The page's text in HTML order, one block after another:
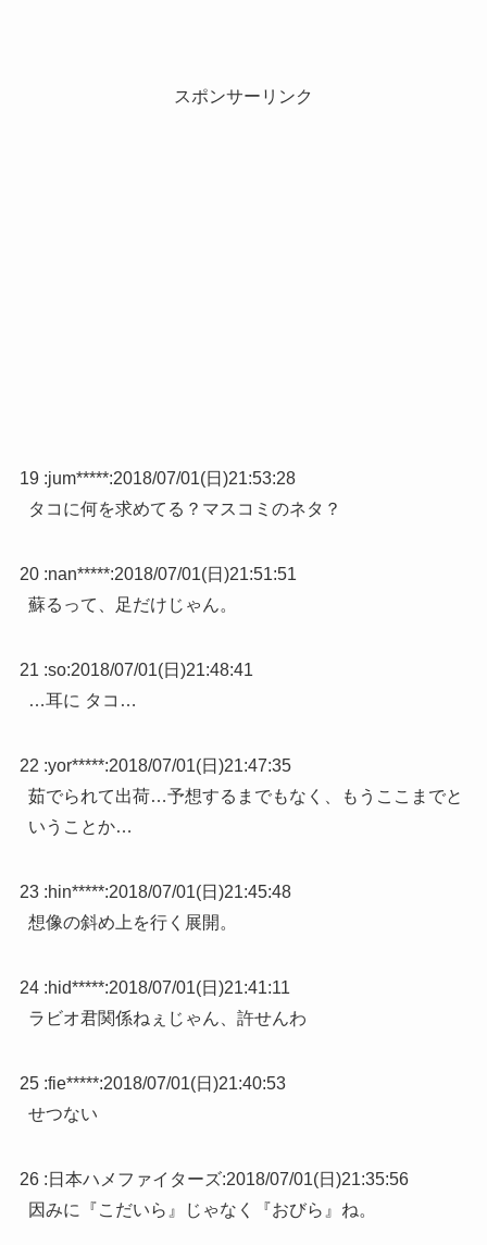
スポンサーリンク
19 :jum*****:2018/07/01(日)21:53:28
タコに何を求めてる？マスコミのネタ？
20 :nan*****:2018/07/01(日)21:51:51
蘇るって、足だけじゃん。
21 :so:2018/07/01(日)21:48:41
…耳に タコ…
22 :yor*****:2018/07/01(日)21:47:35
茹でられて出荷…予想するまでもなく、もうここまでと
いうことか…
23 :hin*****:2018/07/01(日)21:45:48
想像の斜め上を行く展開。
24 :hid*****:2018/07/01(日)21:41:11
ラビオ君関係ねぇじゃん、許せんわ
25 :fie*****:2018/07/01(日)21:40:53
せつない
26 : 日本ハメファイターズ:2018/07/01(日)21:35:56
因みに『こだいら』じゃなく『おびら』ね。